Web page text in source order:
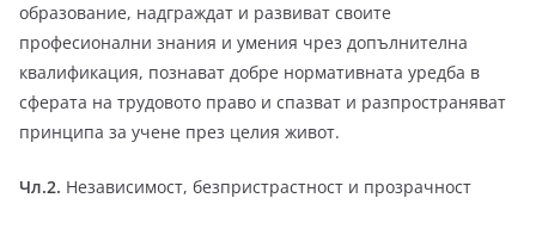
образование, надграждат и развиват своите
професионални знания и умения чрез допълнителна
квалификация, познават добре нормативната уредба в
сферата на трудовото право и спазват и разпространяват
принципа за учене през целия живот.
Чл.2. Независимост, безпристрастност и прозрачност